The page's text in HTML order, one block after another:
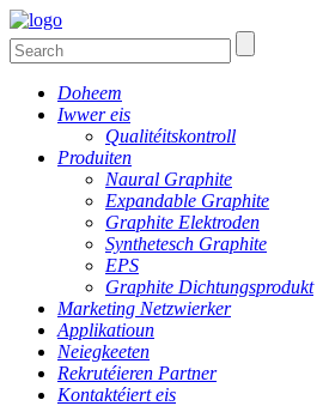
Doheem
Iwwer eis
Qualitéitskontroll
Produiten
Naural Graphite
Expandable Graphite
Graphite Elektroden
Synthetesch Graphite
EPS
Graphite Dichtungsprodukt
Marketing Netzwierker
Applikatioun
Neiegkeeten
Rekrutéieren Partner
Kontaktéiert eis